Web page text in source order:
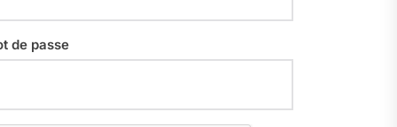
de passe